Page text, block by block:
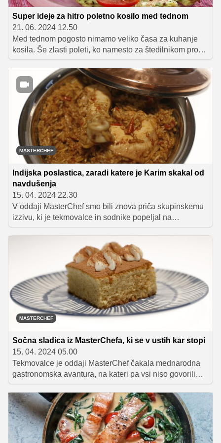
Super ideje za hitro poletno kosilo med tednom
21. 06. 2024 12.50
Med tednom pogosto nimamo veliko časa za kuhanje
kosila. Še zlasti poleti, ko namesto za štedilnikom prosti
čas raje preživljamo zunaj. V nadaljevanju vam
predstavljamo 10 poletnih jedi, katerih priprava vam ne
bo vzela več kot 35 minut. Nekatere so že same po sebi
samostojen obrok, k nekaterim postrezite kos kruha, k
nekaterim pa se odlično prileže velika skleda solate.
MASTERCHEF
Indijska poslastica, zaradi katere je Karim skakal od
navdušenja
15. 04. 2024 22.30
V oddaji MasterChef smo bili znova priča skupinskemu
izzivu, ki je tekmovalce in sodnike popeljal na
kulinarično potovanje okoli sveta. Ustvarjali so indijske,
MASTERCHEF
Sočna sladica iz MasterChefa, ki se v ustih kar stopi
15. 04. 2024 05.00
Tekmovalce je oddaji MasterChef čakala mednarodna
gastronomska avantura, na kateri pa vsi niso govorili
istega jezika.